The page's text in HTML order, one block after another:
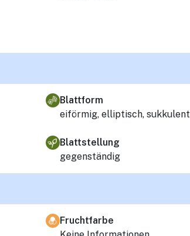
Blattform
eiförmig, elliptisch, sukkulent
Blattstellung
gegenständig
Fruchtfarbe